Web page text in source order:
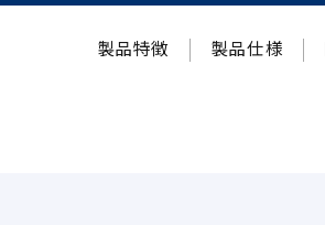
製品特徴 製品仕様